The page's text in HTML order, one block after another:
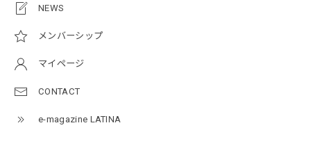
NEWS
メンバーシップ
マイページ
CONTACT
e-magazine LATINA